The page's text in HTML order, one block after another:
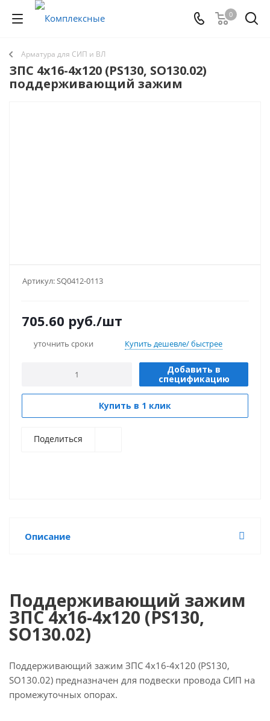
0
Арматура для СИП и ВЛ
ЗПC 4х16-4x120 (PS130, SO130.02)
поддерживающий зажим
Артикул:SQ0412-0113
705.60 руб./шт
уточнить сроки Купить дешевле/ быстрее
Добавить в
спецификацию
Купить в 1 клик
Поделиться
Описание
Поддерживающий зажим
ЗПC 4х16-4x120 (PS130,
SO130.02)
Поддерживающий зажим ЗПC 4х16-4x120 (PS130,
SO130.02) предназначен для подвески провода СИП на
промежуточных опорах.